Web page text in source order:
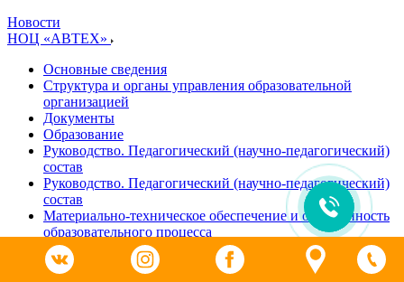
Новости
НОЦ «АВТЕХ»
Основные сведения
Структура и органы управления образовательной
организацией
Документы
Образование
Руководство. Педагогический (научно-педагогический)
состав
Руководство. Педагогический (научно-педагогический)
состав
Материально-техническое обеспечение и оснащенность
образовательного процесса
Доступная среда
Платные образовательные услуги